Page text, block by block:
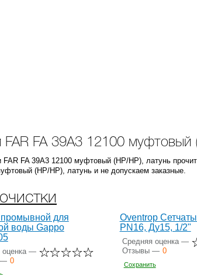
FAR FA 39A3 12100
FAR FA 39A3 12100 муфтовый (НР/НР), латунь
(НР/НР), латунь и не допускаем заказные.
для
воды Gappo
оценка —
— 0
Oventrop
PN16, Ду15, 1/2"
Средняя оценка —
Отзывы — 0
Сохранить